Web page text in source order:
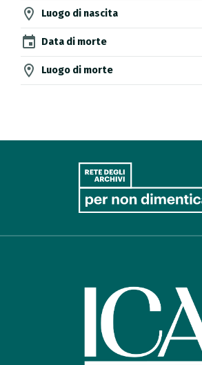
location_on Luogo di nascita
event Data di morte
location_on Luogo di morte